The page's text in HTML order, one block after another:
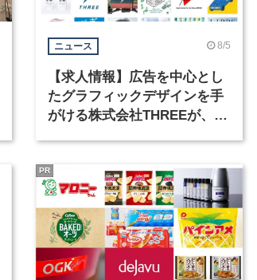
ニュース 8/5
【求人情報】広告を中心とし
たグラフィックデザインを手
がける株式会社THREEが、グ
PR